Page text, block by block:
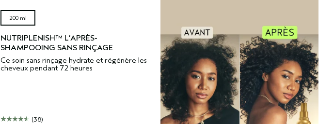
200 ml
NUTRIPLENISH™ L’APRÈS-
SHAMPOOING SANS RINÇAGE
Ce soin sans rinçage hydrate et régénère les
cheveux pendant 72 heures
(38)